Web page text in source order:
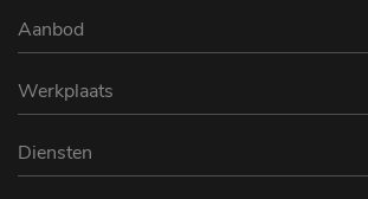
Aanbod
Werkplaats
Diensten